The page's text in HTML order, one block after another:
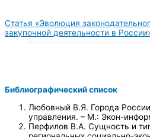
Статья «Эволюция
закупочной деятельности в
Библиографический список
Любовный В.Я. Города
управления. – М.: Экон-
Перфилов В.А. Сущность и